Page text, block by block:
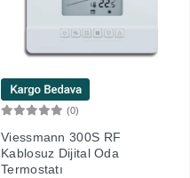
(0)
Viessmann 300S RF
Kablosuz Dijital Oda
Termostatı